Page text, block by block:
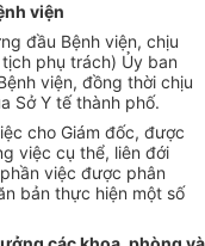
viện
đầu Bệnh viện, chịu
phụ trách) Ủy ban
viện, đồng thời chịu
Sở Y tế thành phố.
cho Giám đốc, được
việc cụ thể, liên đới
việc được phân
bản thực hiện một số